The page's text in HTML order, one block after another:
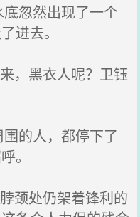
忽然出现了一个
进去。
，黑衣人呢？卫钰
的人，都停下了
。
颈处仍架着锋利的